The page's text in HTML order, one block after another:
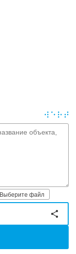
Выберите файл